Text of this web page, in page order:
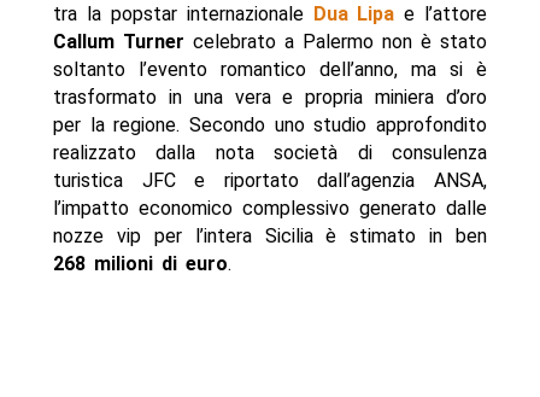
tra la popstar internazionale Dua Lipa e l’attore
Callum Turner celebrato a Palermo non è stato
soltanto l’evento romantico dell’anno, ma si è
trasformato in una vera e propria miniera d’oro
per la regione. Secondo uno studio approfondito
realizzato dalla nota società di consulenza
turistica JFC e riportato dall’agenzia ANSA,
l’impatto economico complessivo generato dalle
nozze vip per l’intera Sicilia è stimato in ben
268 milioni di euro.